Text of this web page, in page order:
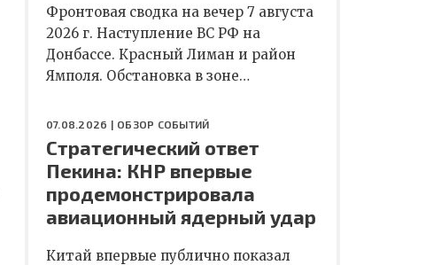
Фронтовая сводка на вечер 7 августа
2026 г. Наступление ВС РФ на
Донбассе. Красный Лиман и район
Ямполя. Обстановка в зоне…
07.08.2026 | ОБЗОР СОБЫТИЙ
Стратегический ответ
Пекина: КНР впервые
продемонстрировала
авиационный ядерный удар
Китай впервые публично показал